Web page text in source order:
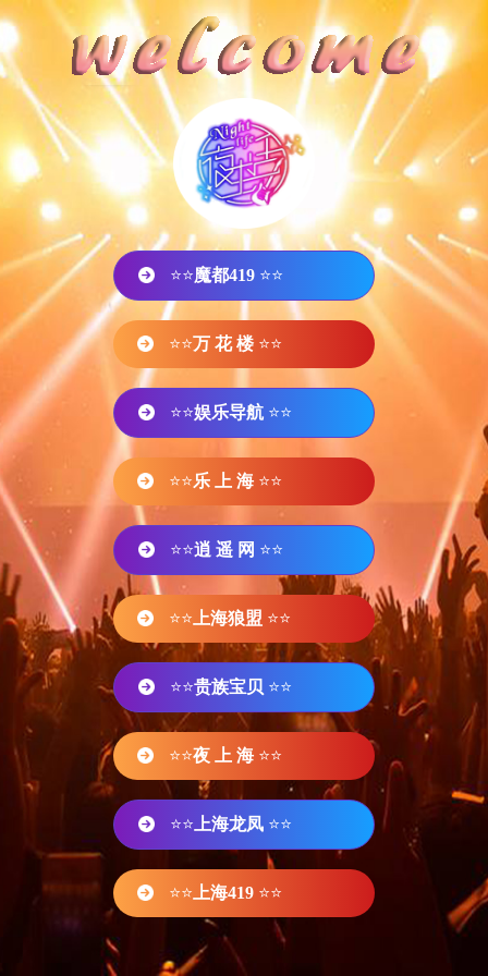
⭐⭐魔都419 ⭐⭐
⭐⭐万 花 楼 ⭐⭐
⭐⭐娱乐导航 ⭐⭐
⭐⭐乐 上 海 ⭐⭐
⭐⭐逍 遥 网 ⭐⭐
⭐⭐ 上海狼盟 ⭐⭐
⭐⭐贵族宝贝 ⭐⭐
⭐⭐夜 上 海 ⭐⭐
⭐⭐ 上海龙凤 ⭐⭐
⭐⭐ 上海419 ⭐⭐